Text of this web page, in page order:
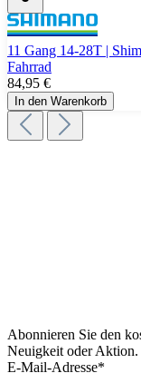
11 Gang 14-28T |
Fahrrad
84,95 €
In den Warenkorb
Abonnieren Sie den
Neuigkeit oder Aktion.
E-Mail-Adresse*